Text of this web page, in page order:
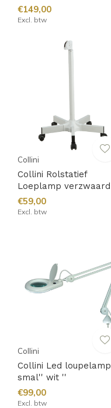
€149,00
Excl. btw
Collini
Collini Rolstatief
Loeplamp verzwaard
€59,00
Excl. btw
Collini
Collini Led loupelamp
smal'' wit ''
€99,00
Excl. btw